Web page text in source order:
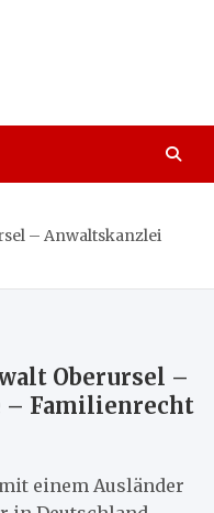
– Anwaltskanzlei
Oberursel –
– Familienrecht
einem Ausländer